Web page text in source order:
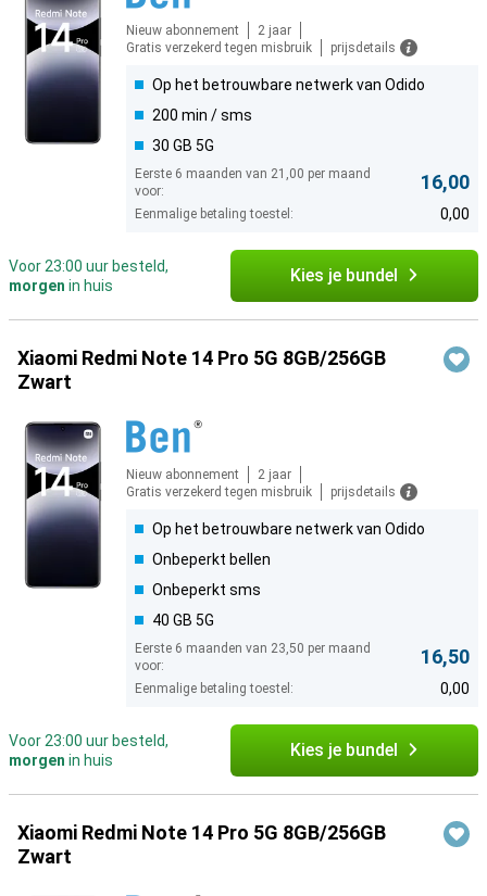
Nieuw abonnement
2 jaar
Gratis verzekerd tegen misbruik
prijsdetails
Op het betrouwbare netwerk van Odido
200 min / sms
30 GB 5G
Eerste 6 maanden van 21,00 per maand
voor:
16,00
Eenmalige betaling toestel: 0,00
Voor 23:00 uur besteld,
morgen in huis Kies je bundel
Xiaomi Redmi Note 14 Pro 5G 8GB/256GB
Zwart
Nieuw abonnement
2 jaar
Gratis verzekerd tegen misbruik
prijsdetails
Op het betrouwbare netwerk van Odido
Onbeperkt bellen
Onbeperkt sms
40 GB 5G
Eerste 6 maanden van 23,50 per maand
voor:
16,50
Eenmalige betaling toestel: 0,00
Voor 23:00 uur besteld,
morgen in huis Kies je bundel
Xiaomi Redmi Note 14 Pro 5G 8GB/256GB
Zwart